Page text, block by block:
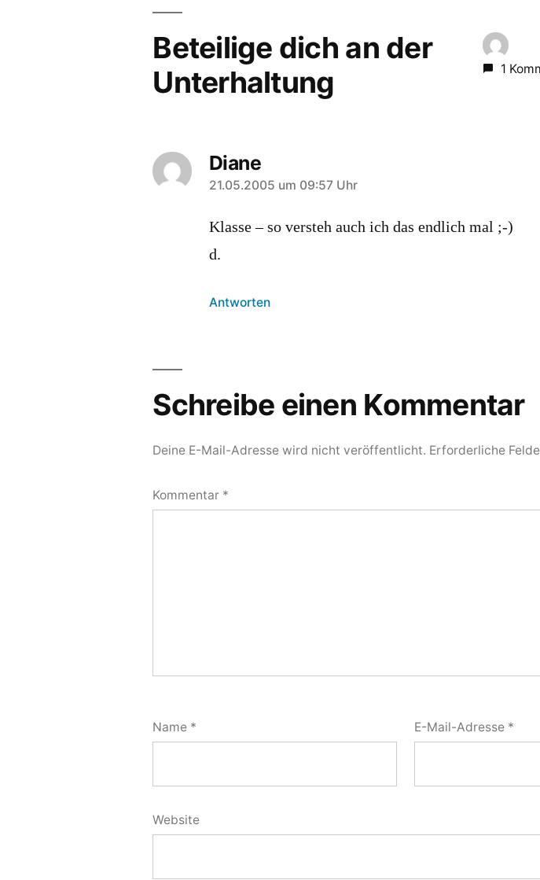
Beteilige dich an der
Unterhaltung
1
Diane
sagt:
21.05.2005 um 09:57 Uhr
Klasse – so versteh auch ich das endlich mal ;-)
d.
Antworten
Schreibe einen Kommentar
Deine E-Mail-Adresse wird nicht veröffentlicht. Erforderliche
Kommentar *
Name * E-Mail-Adresse *
Website